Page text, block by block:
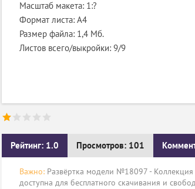
Масштаб макета: 1:?
Формат листа: А4
Размер файла: 1,4 Мб.
Листов всего/выкройки: 9/9
Рейтинг: 1.0 Просмотров: 101
Важно: Развёртка модели №18097 -
доступна для бесплатного скачивания и